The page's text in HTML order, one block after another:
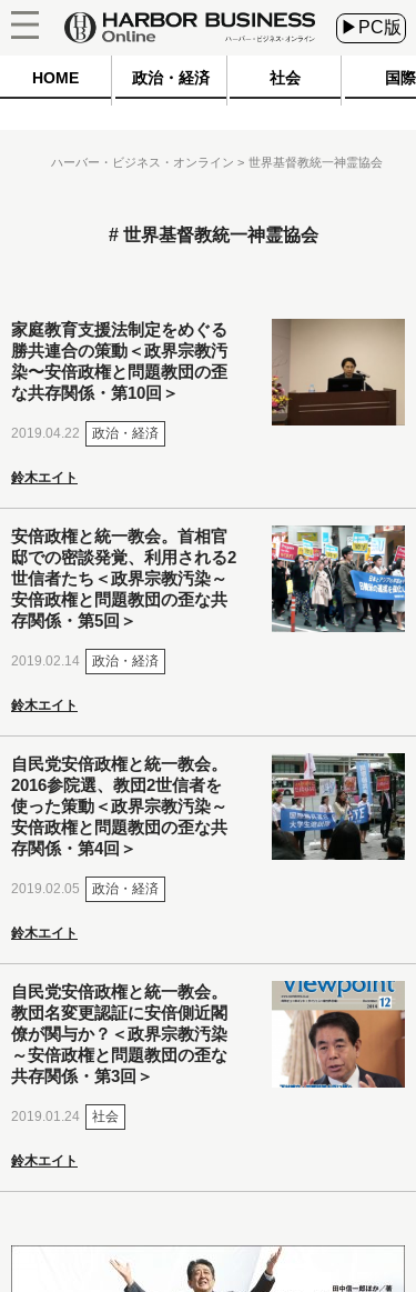
▶PC版
HOME 政治・経済 社会 国際
ハーバー・ビジネス・オンライン 世界基督教統一神霊協会
世界基督教統一神霊協会
家庭教育支援法制定をめぐる
勝共連合の策動＜政界宗教汚
染〜安倍政権と問題教団の歪
な共存関係・第10回＞
2019.04.22 政治・経済
鈴木エイト
安倍政権と統一教会。首相官
邸での密談発覚、利用される2
世信者たち＜政界宗教汚染～
安倍政権と問題教団の歪な共
存関係・第5回＞
2019.02.14 政治・経済
鈴木エイト
自民党安倍政権と統一教会。
2016参院選、教団2世信者を
使った策動＜政界宗教汚染～
安倍政権と問題教団の歪な共
存関係・第4回＞
2019.02.05 政治・経済
鈴木エイト
自民党安倍政権と統一教会。
教団名変更認証に安倍側近閣
僚が関与か？＜政界宗教汚染
～安倍政権と問題教団の歪な
共存関係・第3回＞
2019.01.24 社会
鈴木エイト